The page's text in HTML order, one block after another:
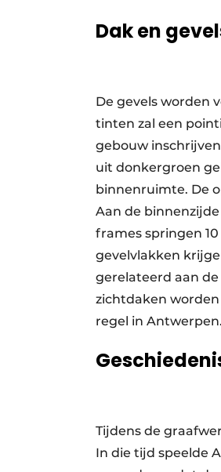
Dak en
De gevels worden
tinten zal een
gebouw
uit donkergroen
binnenruimte. De
Aan de
frames springen
gevelvlakken
gerelateerd aan
zichtdaken
regel in Antwerpen.
Tijdens de
In die tijd speelde